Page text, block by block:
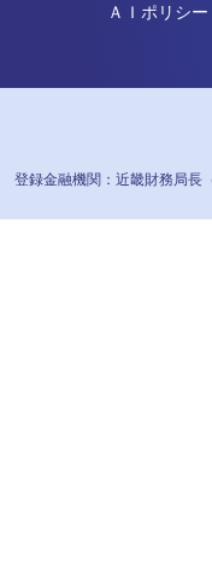
ＡＩポリシー
登録金融機関：近畿財務局長